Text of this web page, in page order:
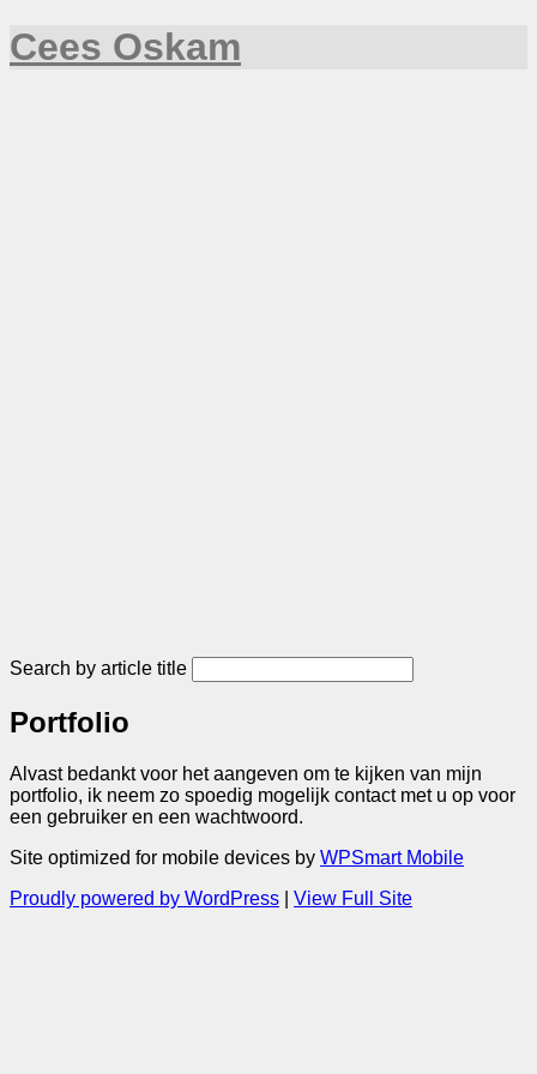
Cees Oskam
Search by article title
Portfolio
Alvast bedankt voor het aangeven om te kijken van mijn
portfolio, ik neem zo spoedig mogelijk contact met u op voor
een gebruiker en een wachtwoord.
Site optimized for mobile devices by WPSmart Mobile
Proudly powered by WordPress
View Full Site